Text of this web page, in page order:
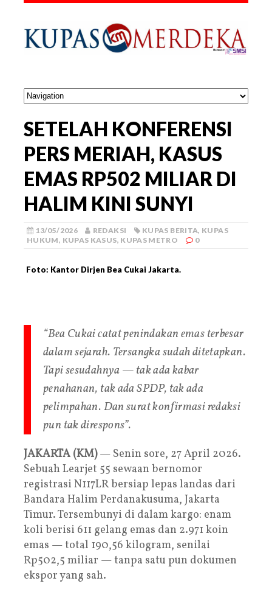
SETELAH KONFERENSI
PERS MERIAH, KASUS
EMAS RP502 MILIAR DI
HALIM KINI SUNYI
13/05/2026 REDAKSI KUPAS BERITA, KUPAS
HUKUM, KUPAS KASUS, KUPAS METRO 0
Foto: Kantor Dirjen Bea Cukai Jakarta.
“Bea Cukai catat penindakan emas terbesar
dalam sejarah. Tersangka sudah ditetapkan.
Tapi sesudahnya — tak ada kabar
penahanan, tak ada SPDP, tak ada
pelimpahan. Dan surat konfirmasi redaksi
pun tak direspons”.
JAKARTA (KM)— Senin sore, 27 April 2026.
Sebuah Learjet 55 sewaan bernomor
registrasi N117LR bersiap lepas landas dari
Bandara Halim Perdanakusuma, Jakarta
Timur. Tersembunyi di dalam kargo: enam
koli berisi 611 gelang emas dan 2.971 koin
emas — total 190,56 kilogram, senilai
Rp502,5 miliar — tanpa satu pun dokumen
ekspor yang sah.